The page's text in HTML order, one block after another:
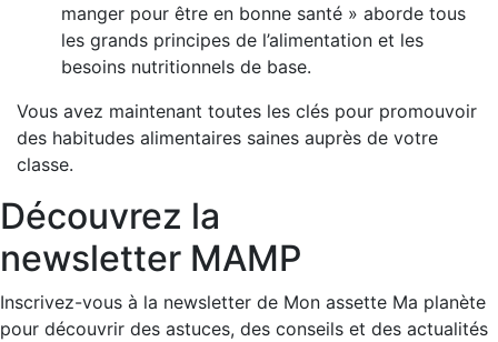
manger pour être en bonne santé » aborde tous
les grands principes de l’alimentation et les
besoins nutritionnels de base.
Vous avez maintenant toutes les clés pour promouvoir
des habitudes alimentaires saines auprès de votre
classe.
Découvrez la
newsletter MAMP
Inscrivez-vous à la newsletter de Mon assette Ma planète
pour découvrir des astuces, des conseils et des actualités